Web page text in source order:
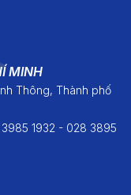
MINH
Thông, Thành phố
1932 - 028 3895